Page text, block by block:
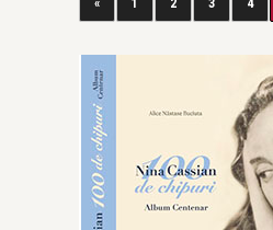
« 1 2 3 4